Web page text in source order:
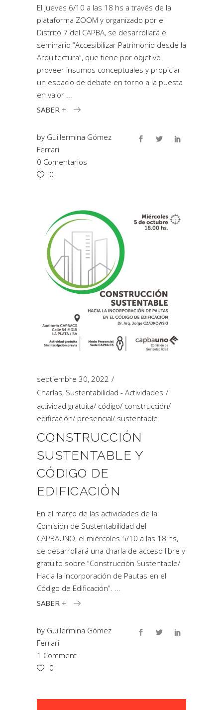
El jueves 6/10 a las 18 hs a través de la
plataforma ZOOM y organizado por el
Distrito 7 del CAPBA, se desarrollará el
seminario “Accesibilizar Patrimonio desde la
Arquitectura”, que tiene por objetivo
proveer insumos conceptuales y propiciar
un espacio de debate en torno a la puesta
en valor
SABER +
by Guillermina Gómez
Ferrari
0 Comentarios
0
septiembre 30, 2022
Charlas, Sustentabilidad - Actividades
actividad gratuita/ código/ construcción/
edificación/ presencial/ sustentable
CONSTRUCCIÓN
SUSTENTABLE Y
CÓDIGO DE
EDIFICACIÓN
En el marco de las actividades de la
Comisión de Sustentabilidad del
CAPBAUNO, el miércoles 5/10 a las 18 hs,
se desarrollará una charla de acceso libre y
gratuito sobre “Construcción Sustentable/
Hacia la incorporación de Pautas en el
Código de Edificación”.
SABER +
by Guillermina Gómez
Ferrari
1 Comment
0